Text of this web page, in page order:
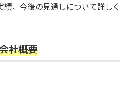
、今後の見通しについて詳しく
社概要